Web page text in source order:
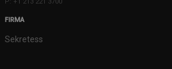
FIRMA
Sekretess